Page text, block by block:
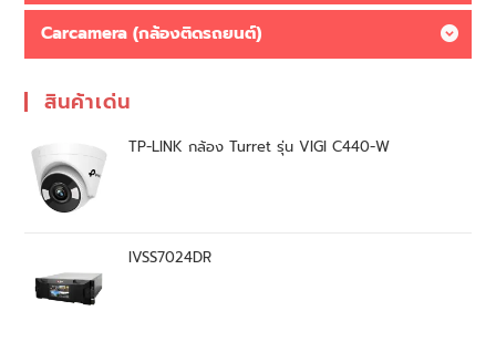
Carcamera (กล้องติดรถยนต์)
สินค้าเด่น
TP-LINK กล้อง Turret รุ่น VIGI C440-W
IVSS7024DR